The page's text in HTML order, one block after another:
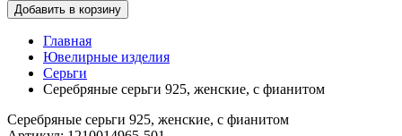
Добавить в корзину
Главная
Ювелирные изделия
Серьги
Серебряные серьги 925, женские, с фианитом
Серебряные серьги 925, женские, с фианитом